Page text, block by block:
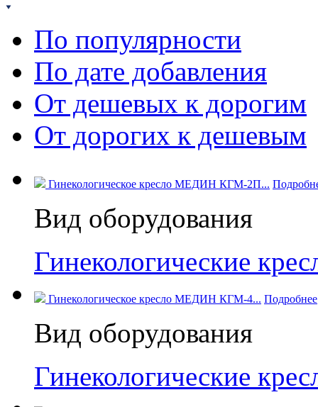
По популярности
По дате добавления
От дешевых к дорогим
От дорогих к дешевым
Гинекологическое кресло МЕДИН КГМ-2П...
Вид оборудования
Гинекологические
Гинекологическое кресло МЕДИН КГМ-4... Подробнее
Вид оборудования
Гинекологические